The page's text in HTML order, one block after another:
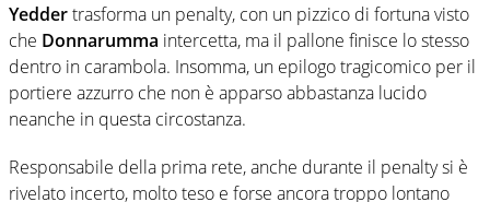
Yeddertrasforma un penalty, con un pizzico di fortuna visto
che Donnarumma intercetta, ma il pallone finisce lo stesso
dentro in carambola. Insomma, un epilogo tragicomico per il
portiere azzurro che non è apparso abbastanza lucido
neanche in questa circostanza.
Responsabile della prima rete, anche durante il penalty si è
rivelato incerto, molto teso e forse ancora troppo lontano